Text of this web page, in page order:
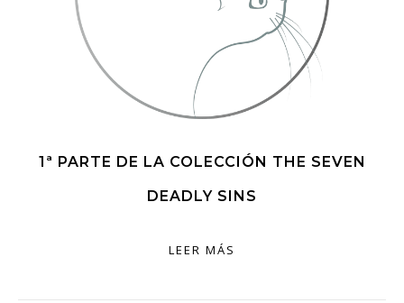
1ª PARTE DE LA COLECCIÓN THE SEVEN
DEADLY SINS
LEER MÁS